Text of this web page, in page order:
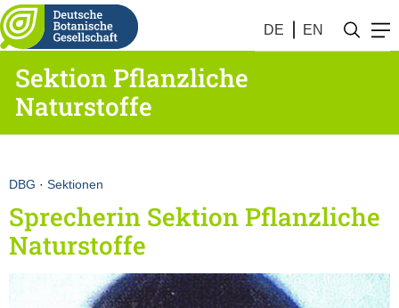
DE EN
Sektion Pflanzliche
Naturstoffe
DBG · Sektionen
Sprecherin Sektion Pflanzliche
Naturstoffe